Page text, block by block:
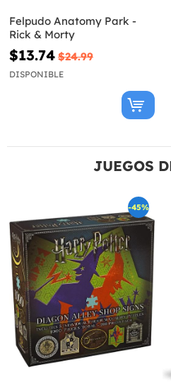
Felpudo Anatomy Park -
Rick & Morty
$13.74 $24.99
DISPONIBLE
JUEGOS
-45%